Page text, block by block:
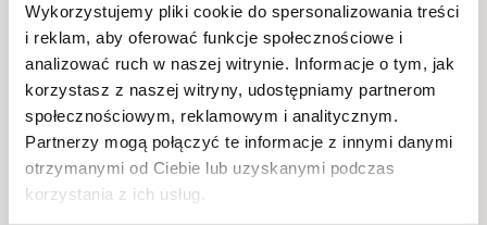
Wykorzystujemy pliki cookie do spersonalizowania treści
i reklam, aby oferować funkcje społecznościowe i
analizować ruch w naszej witrynie. Informacje o tym, jak
korzystasz z naszej witryny, udostępniamy partnerom
społecznościowym, reklamowym i analitycznym.
Partnerzy mogą połączyć te informacje z innymi danymi
otrzymanymi od Ciebie lub uzyskanymi podczas
korzystania z ich usług.
emocji, w której hiszpański ogień temperamentu
miesza się z codziennością relacji międzyludzkich.
Film idealny na letni, swobodny wieczór.
Seanse rozpoczynają się na naszym ogródku od
strony ECS o 21:00.
Aby w pełni cieszyć się seansem i jednocześnie nie